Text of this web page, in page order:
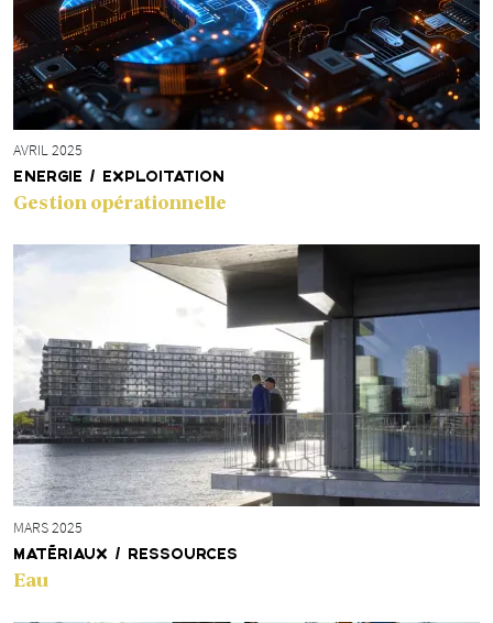
AVRIL 2025
ENERGIE / EXPLOITATION
Gestion opérationnelle
MARS 2025
MATÉRIAUX / RESSOURCES
Eau